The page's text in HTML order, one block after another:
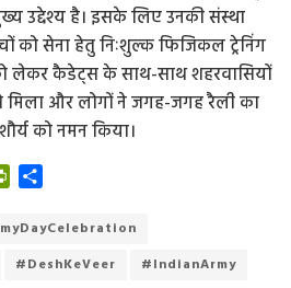
उद्देश्य है। इसके लिए उनकी संस्था
को सेना हेतु निःशुल्क फिजिकल ट्रेनिंग
लेकर कैडेट्स के साथ-साथ शहरवासियों
मिला और लोगों ने जगह-जगह रैली का
को नमन किया।
P
i
t
a
e
#DeshKeVeer
#IndianArmy